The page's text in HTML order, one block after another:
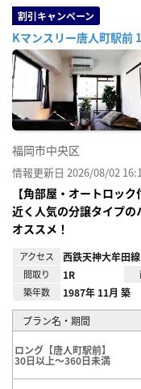
割引キャンペーン
Kマンスリー唐人町駅前
福岡市中央区
情報更新日 2026/08/02
【角部屋・オートロッ
近く人気の分譲タイプ
オススメ！
アクセス 西鉄天神大牟田
間取り 1R
築年数 1987年 11月 築
プラン名・期間
ロング【唐人町駅前】
30日以上～360日未満